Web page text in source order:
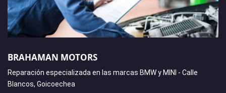
BRAHAMAN MOTORS
Reparación especializada en las marcas BMW y MINI - Calle
Blancos, Goicoechea